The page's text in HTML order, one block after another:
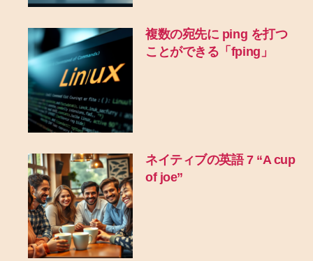
複数の宛先に ping を打つ
ことができる「fping」
ネイティブの英語 7 “A cup
of joe”